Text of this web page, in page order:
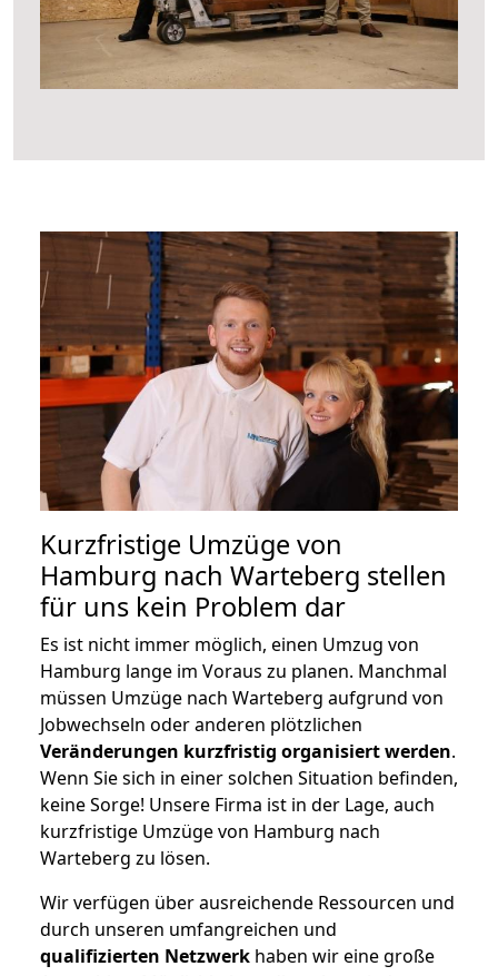
Kurzfristige Umzüge von
Hamburg nach Warteberg stellen
für uns kein Problem dar
Es ist nicht immer möglich, einen Umzug von
Hamburg lange im Voraus zu planen. Manchmal
müssen Umzüge nach Warteberg aufgrund von
Jobwechseln oder anderen plötzlichen
Veränderungen kurzfristig organisiert werden.
Wenn Sie sich in einer solchen Situation befinden,
keine Sorge! Unsere Firma ist in der Lage, auch
kurzfristige Umzüge von Hamburg nach
Warteberg zu lösen.
Wir verfügen über ausreichende Ressourcen und
durch unseren umfangreichen und
qualifizierten Netzwerk haben wir eine große